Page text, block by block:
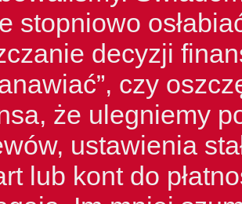
stopniowo
decyzji
czy
że ulegniemy
ustawienia
lub kont do